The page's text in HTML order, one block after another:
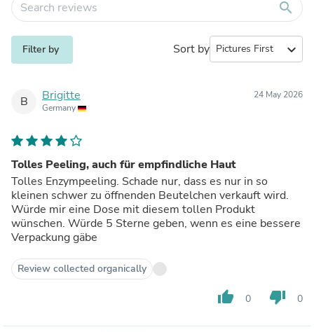
search
Filter by Sort by expand_more
B Brigitte
Germany
24 May 2026
Tolles Peeling, auch für empfindliche Haut
Tolles Enzympeeling. Schade nur, dass es nur in so
kleinen schwer zu öffnenden Beutelchen verkauft wird.
Würde mir eine Dose mit diesem tollen Produkt
wünschen. Würde 5 Sterne geben, wenn es eine bessere
Verpackung gäbe
Review collected organically
thumb_up 0 thumb_down 0